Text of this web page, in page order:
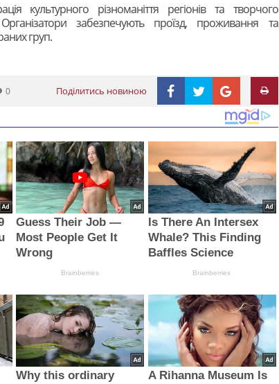
культурного різноманіття регіонів та творчого
забезпечують проїзд, проживання та
груп.
0 Поділитись новиною
Guess Their Job —
Most People Get It
Wrong
Brainberries
Is There An Intersex
Whale? This Finding
Baffles Science
Brainberries
Why this ordinary
A Rihanna Museum Is